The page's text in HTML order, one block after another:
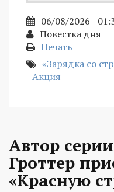
06/08/2026 -
Повестка дня
Печать
«Зарядка со
Акция
Автор
Гроттер
«Красную